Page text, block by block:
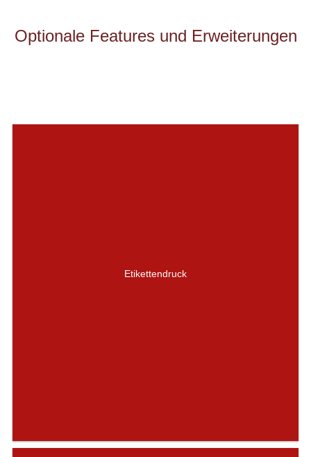
Optionale Features und Erweiterungen
Etikettendruck